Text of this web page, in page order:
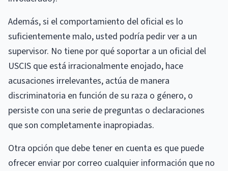
Además, si el comportamiento del oficial es lo
suficientemente malo, usted podría pedir ver a un
supervisor. No tiene por qué soportar a un oficial del
USCIS que está irracionalmente enojado, hace
acusaciones irrelevantes, actúa de manera
discriminatoria en función de su raza o género, o
persiste con una serie de preguntas o declaraciones
que son completamente inapropiadas.
Otra opción que debe tener en cuenta es que puede
ofrecer enviar por correo cualquier información que no